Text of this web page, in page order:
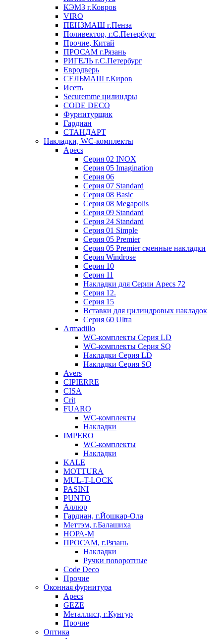
КЭМЗ г.Ковров
VIRO
ПЕНЗМАШ г.Пенза
Поливектор, г.С.Петербург
Прочие, Китай
ПРОСАМ г.Рязань
РИГЕЛЬ г.С.Петербург
Евродверь
СЕЛЬМАШ г.Киров
Исеть
Securemme цилиндры
CODE DECO
Фурнитурщик
Гардиан
СТАНДАРТ
Накладки, WC-комплекты
Apecs
Cерия 02 INOX
Cерия 05 Imagination
Cерия 06
Cерия 07 Standard
Cерия 08 Basic
Cерия 08 Megapolis
Cерия 09 Standard
Cерия 24 Standard
Серия 01 Simple
Серия 05 Premier
Серия 05 Premier сменные накладки
Cерия Windrose
Серия 10
Серия 11
Накладки для Серии Apecs 72
Серия 12.
Серия 15
Вставки для цилиндровых накладок
Серия 60 Ultra
Armadillo
WC-комплекты Серия LD
WC-комплекты Серия SQ
Накладки Серия LD
Накладки Серия SQ
Avers
CIPIERRE
CISA
Crit
FUARO
WC-комплекты
Накладки
IMPERO
WC-комплекты
Накладки
KALE
MOTTURA
MUL-T-LOCK
PASINI
PUNTO
Аллюр
Гардиан, г.Йошкар-Ола
Меттэм, г.Балашиха
НОРА-М
ПРОСАМ, г.Рязань
Накладки
Ручки поворотные
Code Deco
Прочие
Оконная фурнитура
Apecs
GEZE
Металлист, г.Кунгур
Прочие
Оптика